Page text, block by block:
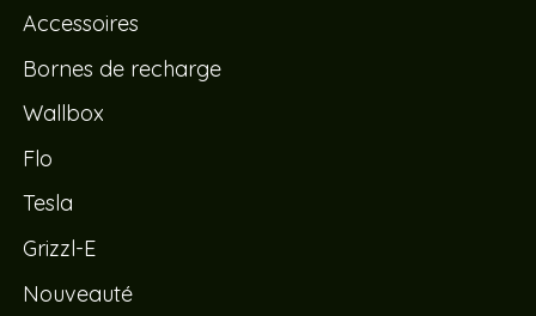
Accessoires
Bornes de recharge
Wallbox
Flo
Tesla
Grizzl-E
Nouveauté